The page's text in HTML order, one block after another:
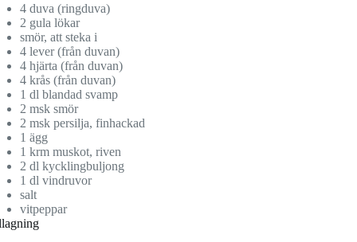
4 duva (ringduva)
2 gula lökar
smör, att steka i
4 lever (från duvan)
4 hjärta (från duvan)
4 krås (från duvan)
1 dl blandad svamp
2 msk smör
2 msk persilja, finhackad
1 ägg
1 krm muskot, riven
2 dl kycklingbuljong
1 dl vindruvor
salt
vitpeppar